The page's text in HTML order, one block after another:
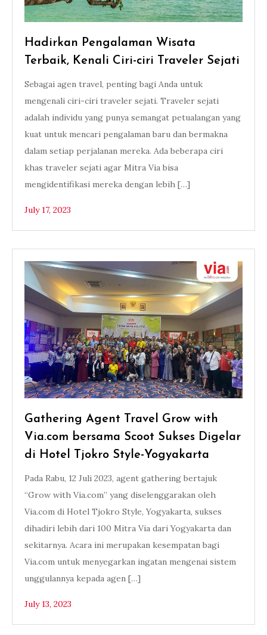
Hadirkan Pengalaman Wisata
Terbaik, Kenali Ciri-ciri Traveler Sejati
Sebagai agen travel, penting bagi Anda untuk
mengenali ciri-ciri traveler sejati. Traveler sejati
adalah individu yang punya semangat petualangan yang
kuat untuk mencari pengalaman baru dan bermakna
dalam setiap perjalanan mereka. Ada beberapa ciri
khas traveler sejati agar Mitra Via bisa
mengidentifikasi mereka dengan lebih […]
July 17, 2023
Gathering Agent Travel Grow with
Via.com bersama Scoot Sukses Digelar
di Hotel Tjokro Style-Yogyakarta
Pada Rabu, 12 Juli 2023, agent gathering bertajuk
“Grow with Via.com” yang diselenggarakan oleh
Via.com di Hotel Tjokro Style, Yogyakarta, sukses
dihadiri lebih dari 100 Mitra Via dari Yogyakarta dan
sekitarnya. Acara ini merupakan kesempatan bagi
Via.com untuk menyegarkan ingatan mengenai sistem
unggulannya kepada agen […]
July 13, 2023